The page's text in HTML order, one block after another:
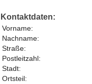
Kontaktdaten:
Vorname:
Nachname:
Straße:
Postleitzahl:
Stadt:
Ortsteil: